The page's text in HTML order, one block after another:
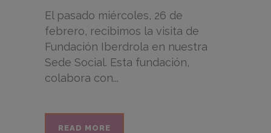
El pasado miércoles, 26 de
febrero, recibimos la visita de
Fundación Iberdrola en nuestra
Sede Social. Esta fundación,
colabora con...
READ MORE